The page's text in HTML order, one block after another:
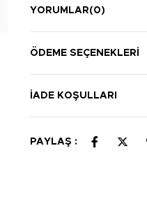
boyun ve dekolteye
YORUMLAR(0)
ÖDEME SEÇENEKLERI
İADE KOŞULLARI
PAYLAŞ :